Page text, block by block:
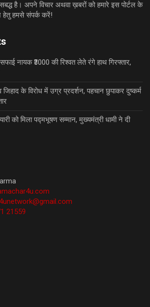
है। अपने विचार अथवा ख़बरों को हमारे इस पोर्टल के
हेतु हमसे संपर्क करें!
नायक ₹3000 की रिश्वत लेते रंगे हाथ गिरफ्तार,
के विरोध में उग्र प्रदर्शन, पहचान छुपाकर दुष्कर्म
को मिला पद्मभूषण सम्मान, मुख्यमंत्री धामी ने दी
21559